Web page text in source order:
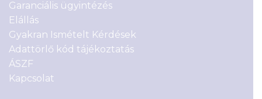
Garanciális ügyintézés
Elállás
Gyakran Ismételt Kérdések
Adattörlő kód tájékoztatás
ÁSZF
Kapcsolat